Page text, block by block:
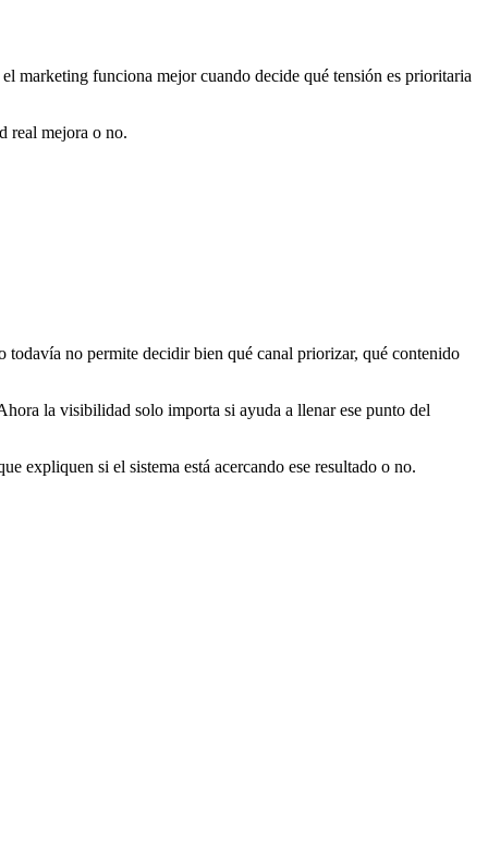
marketing funciona mejor cuando decide qué tensión es prioritaria
real mejora o no.
todavía no permite decidir bien qué canal priorizar, qué contenido
la visibilidad solo importa si ayuda a llenar ese punto del
expliquen si el sistema está acercando ese resultado o no.